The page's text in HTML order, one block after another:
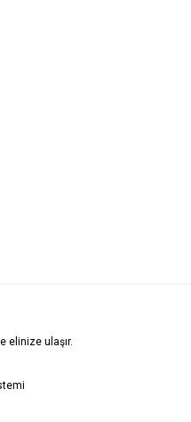
elinize ulaşır.